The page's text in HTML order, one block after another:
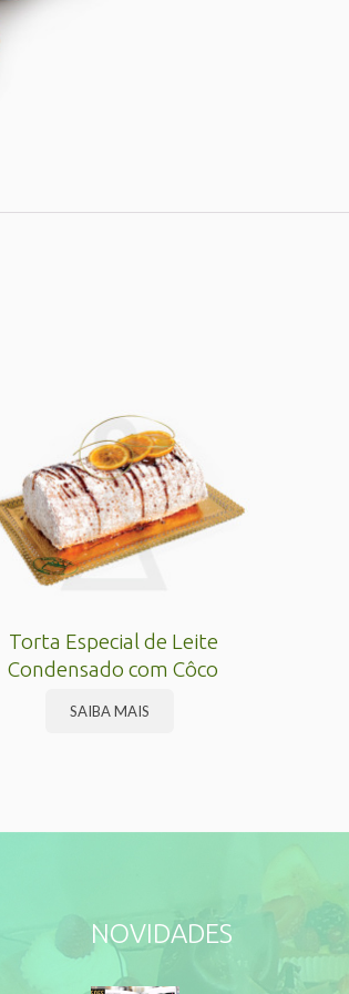
Torta Especial de Leite
Condensado com Côco
SAIBA MAIS
NOVIDADES